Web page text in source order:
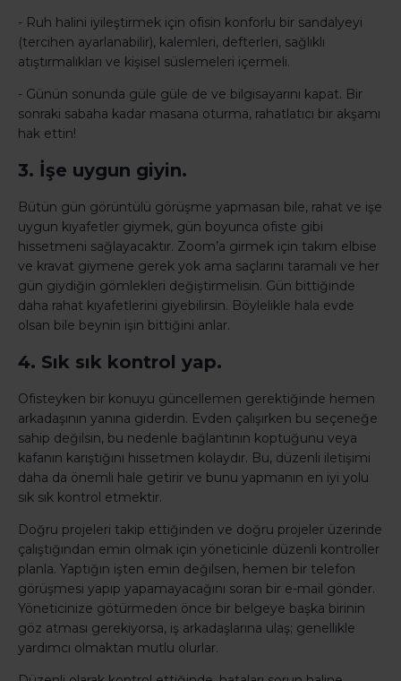
- Ruh halini iyileştirmek için ofisin konforlu bir sandalyeyi
(tercihen ayarlanabilir), kalemleri, defterleri, sağlıklı
atıştırmalıkları ve kişisel süslemeleri içermeli.
- Günün sonunda güle güle de ve bilgisayarını kapat. Bir
sonraki sabaha kadar masana oturma, rahatlatıcı bir akşamı
hak ettin!
3. İşe uygun giyin.
Bütün gün görüntülü görüşme yapmasan bile, rahat ve işe
uygun kıyafetler giymek, gün boyunca ofiste gibi
hissetmeni sağlayacaktır. Zoom’a girmek için takım elbise
ve kravat giymene gerek yok ama saçlarını taramalı ve her
gün giydiğin gömlekleri değiştirmelisin. Gün bittiğinde
daha rahat kıyafetlerini giyebilirsin. Böylelikle hala evde
olsan bile beynin işin bittiğini anlar.
4. Sık sık kontrol yap.
Ofisteyken bir konuyu güncellemen gerektiğinde hemen
arkadaşının yanına giderdin. Evden çalışırken bu seçeneğe
sahip değilsin, bu nedenle bağlantının koptuğunu veya
kafanın karıştığını hissetmen kolaydır. Bu, düzenli iletişimi
daha da önemli hale getirir ve bunu yapmanın en iyi yolu
sık sık kontrol etmektir.
Doğru projeleri takip ettiğinden ve doğru projeler üzerinde
çalıştığından emin olmak için yöneticinle düzenli kontroller
planla. Yaptığın işten emin değilsen, hemen bir telefon
görüşmesi yapıp yapamayacağını soran bir e-mail gönder.
Yöneticinize götürmeden önce bir belgeye başka birinin
göz atması gerekiyorsa, iş arkadaşlarına ulaş; genellikle
yardımcı olmaktan mutlu olurlar.